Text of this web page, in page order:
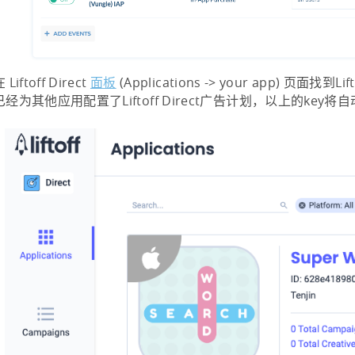
Liftoff Direct 面板 (Applications -> your app) 页面找到
经为其他应用配置了Liftoff Direct广告计划，以上的key将自